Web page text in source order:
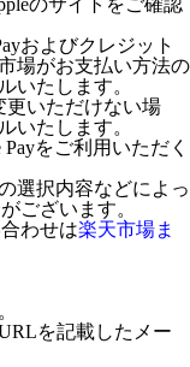
のサイトをご確認
およびクレジット
場がお支払い方法の
いたします。
更いただけない場
いたします。
をご利用いただく
選択内容などによっ
ございます。
わせは楽天市場ま
を記載したメー